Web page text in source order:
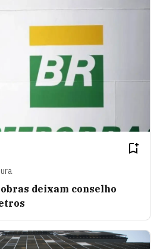
deixam conselho